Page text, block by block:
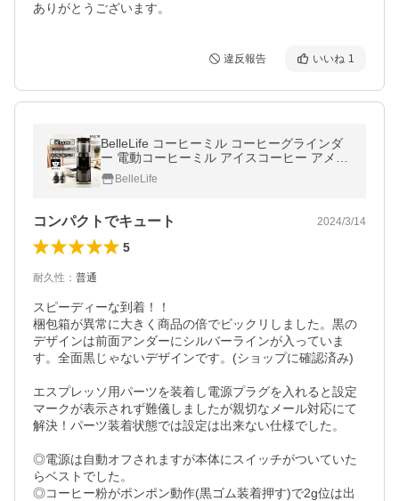
ありがとうございます。
違反報告 いいね 1
BelleLife コーヒーミル コーヒーグラインダ
ー 電動コーヒーミル アイスコーヒー アメリ
カ 粗さ調節 豆 コーヒー粉 51段 タッチ操作
簡単 おしゃれ 高級 爆買
BelleLife
コンパクトでキュート 2024/3/14
5
耐久性 ： 普通
スピーディーな到着！！
梱包箱が異常に大きく商品の倍でビックリしました。黒の
デザインは前面アンダーにシルバーラインが入っていま
す。全面黒じゃないデザインです。(ショップに確認済み)
エスプレッソ用パーツを装着し電源プラグを入れると設定
マークが表示されず難儀しましたが親切なメール対応にて
解決！パーツ装着状態では設定は出来ない仕様でした。
◎電源は自動オフされますが本体にスイッチがついていた
らベストでした。
◎コーヒー粉がポンポン動作(黒ゴム装着押す)で2g位は出